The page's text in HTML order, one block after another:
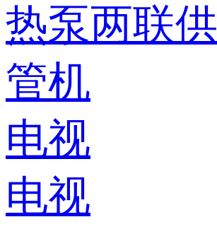
热泵两联供
管机
电视
电视